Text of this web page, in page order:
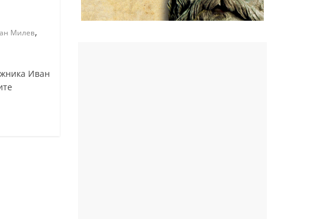
Милев,
Иван